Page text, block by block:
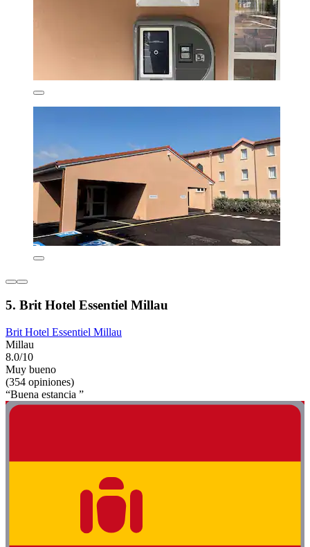
5. Brit Hotel Essentiel Millau
Brit Hotel Essentiel Millau
Millau
8.0/10
Muy bueno
(354 opiniones)
“Buena estancia ”